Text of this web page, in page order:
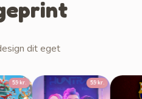
dit eget
59 kr.